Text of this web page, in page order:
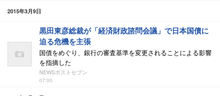
2015年3月9日
黒田東彦総裁が「経済財政諮問会議」で日本国債に
迫る危機を主張
国債をめぐり、銀行の審査基準を変更されることによる影響
を指摘した
NEWSポストセブン
07:00